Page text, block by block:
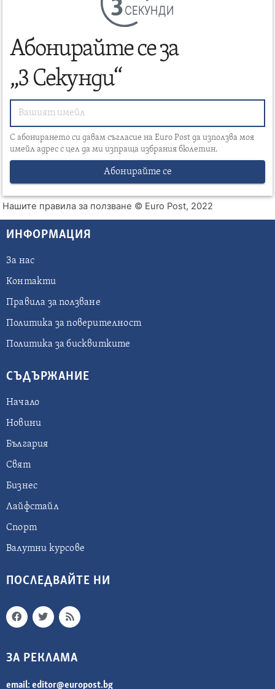
СЕКУНДИ
Абонирайте се за
„3 Секунди“
С абонирането си давам съгласие на Euro Post да използва моя
имейл адрес с цел да ми изпраща избрания бюлетин.
Абонирайте се
Нашите правила за ползване © Euro Post, 2022
ИНФОРМАЦИЯ
За нас
Контакти
Правила за ползване
Политика за поверителност
Политика за бисквитките
СЪДЪРЖАНИЕ
Начало
Новини
България
Свят
Бизнес
Лайфстайл
Спорт
Валутни курсове
ПОСЛЕДВАЙТЕ НИ
ЗА РЕКЛАМА
email: editor@europost.bg